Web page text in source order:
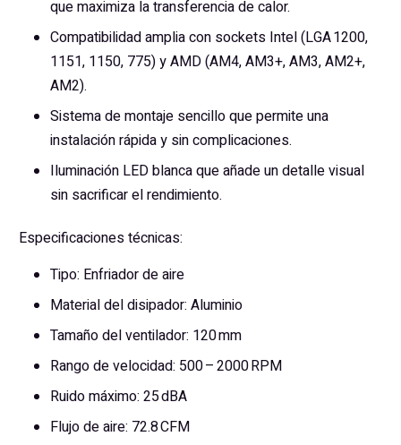
que maximiza la transferencia de calor.
Compatibilidad amplia con sockets Intel (LGA 1200,
1151, 1150, 775) y AMD (AM4, AM3+, AM3, AM2+,
AM2).
Sistema de montaje sencillo que permite una
instalación rápida y sin complicaciones.
Iluminación LED blanca que añade un detalle visual
sin sacrificar el rendimiento.
Especificaciones técnicas:
Tipo: Enfriador de aire
Material del disipador: Aluminio
Tamaño del ventilador: 120 mm
Rango de velocidad: 500 – 2000 RPM
Ruido máximo: 25 dBA
Flujo de aire: 72.8 CFM